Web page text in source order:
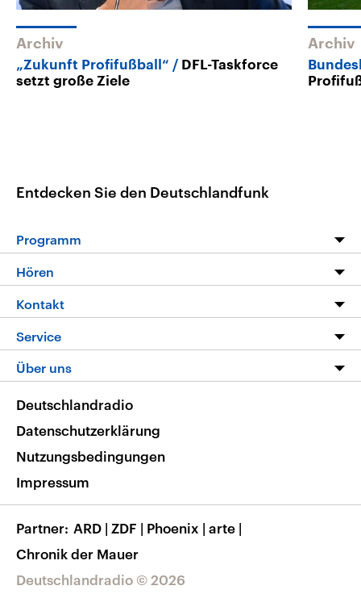
Archiv
„Zukunft Profifußball“
DFL-Taskforce
setzt große Ziele
Archiv
Entdecken Sie den Deutschlandfunk
Programm
Die Nachrichten
Nachrichtenleicht
Neue Beiträge auf dlf.de
Hören
Livestream
Podcasts
Deutschlandfunk App
Nachrichten App
Frequenzen
Kontakt
Service
FAQ
Veranstaltungen
Musikliste
RSS
Über uns
Barrierefreiheit
Deutschlandradio © 2026
Deutschlandradio
Datenschutzerklärung
Nutzungsbedingungen
Impressum
Partner ARD | ZDF | Phoenix | arte |
Chronik der Mauer